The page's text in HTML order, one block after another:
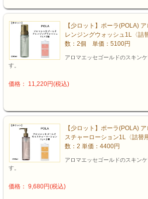
【少ロット】ポーラ(POLA)
レンジングウォッシュ1L〈詰
数：2個 単価：5100円
アロマエッセゴールドのスキン
す。
価格： 11,220円(税込)
【少ロット】ポーラ(POLA)
スチャーローション1L〈詰替
数：2 単価：4400円
アロマエッセゴールドのスキン
す。
価格： 9,680円(税込)